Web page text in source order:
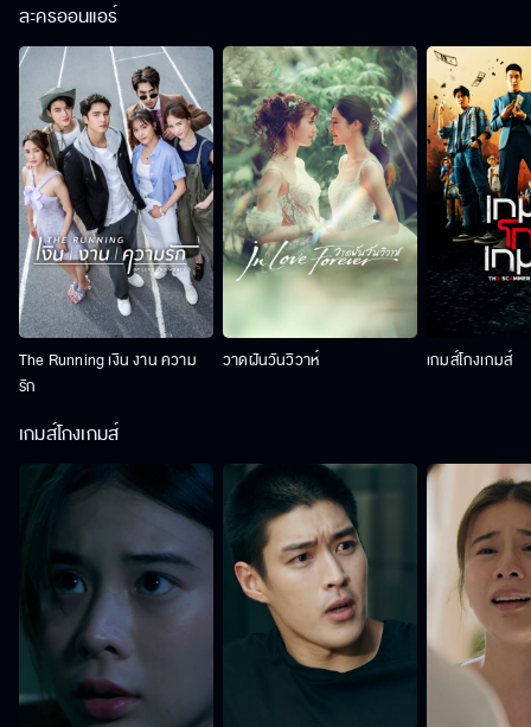
ละครออนแอร์
The Running เงิน งาน ความ
รัก
วาดฝันวันวิวาห์ เกมส์โกงเกมส์
เกมส์โกงเกมส์